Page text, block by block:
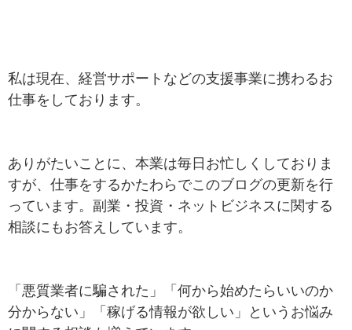
私は現在、経営サポートなどの支援事業に携わるお
仕事をしております。
ありがたいことに、本業は毎日お忙しくしておりま
すが、仕事をするかたわらでこのブログの更新を行
っています。副業・投資・ネットビジネスに関する
相談にもお答えしています。
「悪質業者に騙された」「何から始めたらいいのか
分からない」「稼げる情報が欲しい」というお悩み